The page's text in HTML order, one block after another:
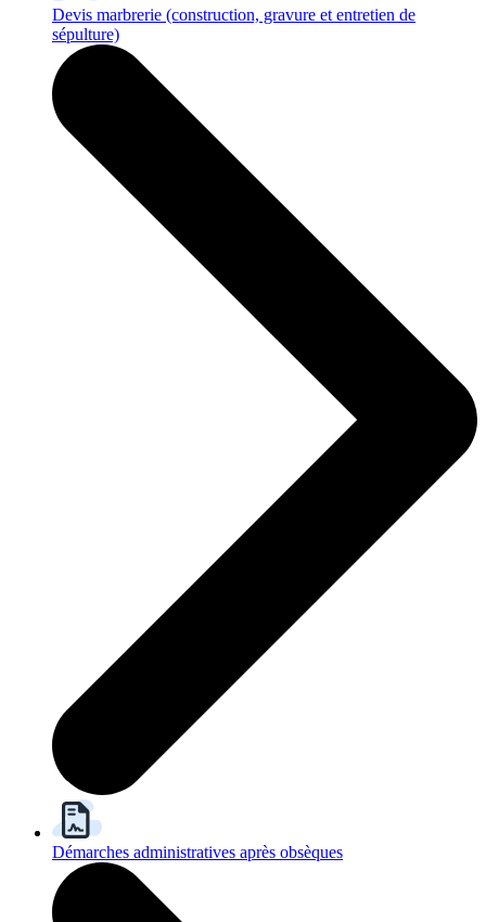
Devis marbrerie (construction, gravure et entretien de
sépulture)
Démarches administratives après obsèques